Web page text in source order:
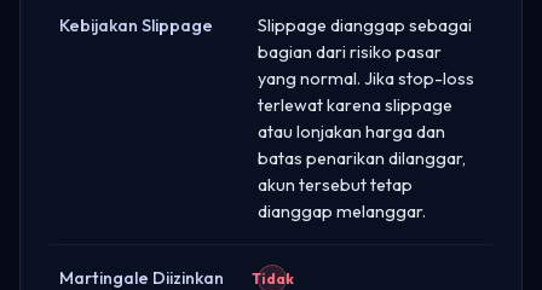
Kebijakan Slippage
Slippage dianggap sebagai
bagian dari risiko pasar
yang normal. Jika stop-loss
terlewat karena slippage
atau lonjakan harga dan
batas penarikan dilanggar,
akun tersebut tetap
dianggap melanggar.
Martingale Diizinkan Tidak